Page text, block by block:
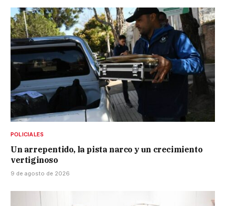
POLICIALES
Un arrepentido, la pista narco y un crecimiento
vertiginoso
9 de agosto de 2026